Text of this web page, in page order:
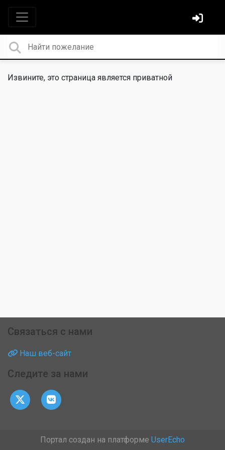
Извините, это страница является приватной
Связаться с нами
Наш веб-сайт
Следите за нами
Портал создан на платформе UserEcho